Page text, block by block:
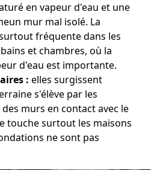
en vapeur d'eau et une
mur mal isolé. La
fréquente dans les
et chambres, où la
d'eau est importante.
: elles surgissent
s'élève par les
murs en contact avec le
touche surtout les maisons
ne sont pas